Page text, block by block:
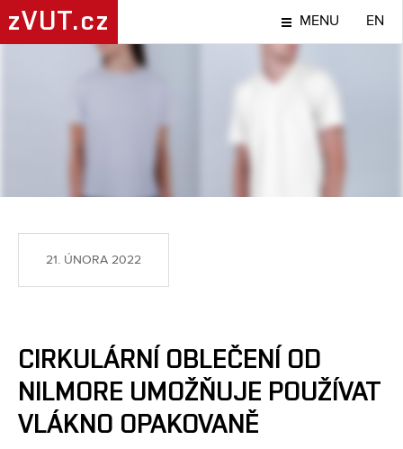
zVUT.cz MENU EN
NÁPADY A OBJEVY
21. ÚNORA 2022
CIRKULÁRNÍ OBLEČENÍ OD
NILMORE UMOŽŇUJE POUŽÍVAT
VLÁKNO OPAKOVANĚ